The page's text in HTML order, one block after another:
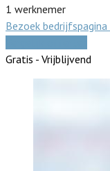
1 werknemer
Bezoek bedrijfspagina
Gratis - Vrijblijvend